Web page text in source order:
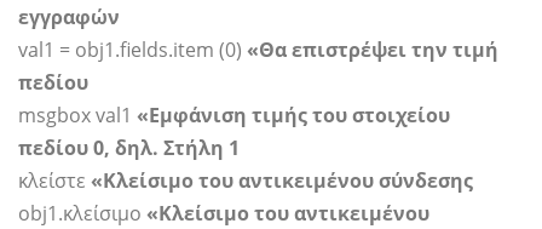
εγγραφών
val1 = obj1.fields.item (0) «Θα επιστρέψει την τιμή
πεδίου
msgbox val1 «Εμφάνιση τιμής του στοιχείου
πεδίου 0, δηλ. Στήλη 1
κλείστε «Κλείσιμο του αντικειμένου σύνδεσης
obj1.κλείσιμο «Κλείσιμο του αντικειμένου